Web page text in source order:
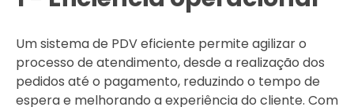
Um sistema de PDV eficiente permite agilizar o
processo de atendimento, desde a realização dos
pedidos até o pagamento, reduzindo o tempo de
espera e melhorando a experiência do cliente. Com